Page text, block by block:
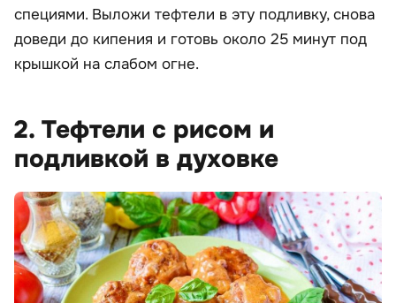
специями. Выложи тефтели в эту подливку, снова
доведи до кипения и готовь около 25 минут под
крышкой на слабом огне.
2. Тефтели с рисом и
подливкой в духовке